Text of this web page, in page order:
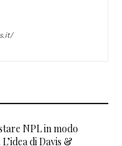
NPL in modo
di Davis &